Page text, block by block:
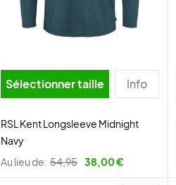
Sélectionner taille Info
RSL Kent Longsleeve Midnight
Navy
Au lieu de: 54,95 38,00 €